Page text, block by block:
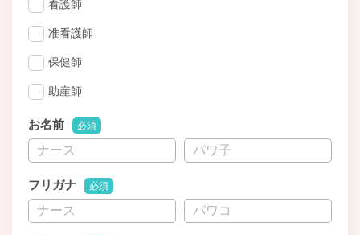
看護師
准看護師
保健師
助産師
お名前 必須
フリガナ 必須